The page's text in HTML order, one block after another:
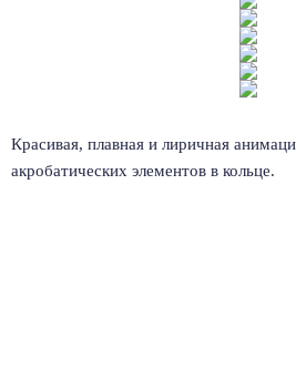
Красивая, плавная и лиричная
акробатических элементов в кольце.